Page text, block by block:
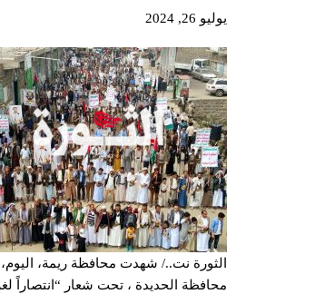
يوليو 26, 2024
محافظة الحديدة ، تحت شعار “انتصاراً